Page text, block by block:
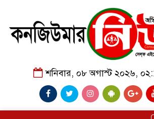
শনিবার, ০৮ অগাস্ট ২০২৬,